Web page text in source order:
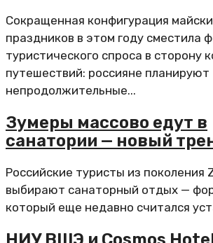
Сокращенная конфигурация
праздников в этом году сместила
туристического спроса в сторону
путешествий: россияне планируют
непродолжительные...
Зумеры массово едут в
санатории — новый
Российские туристы из поколения
выбирают санаторный отдых —
который еще недавно считался